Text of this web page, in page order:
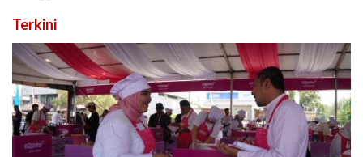
Terkini